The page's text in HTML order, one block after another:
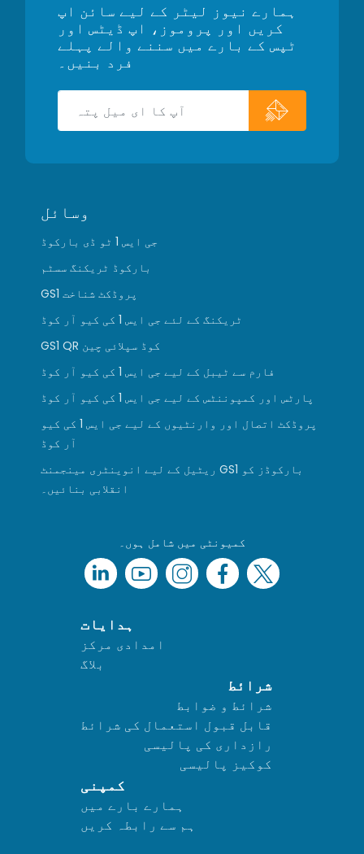
ہمارے نیوز لیٹر کے لیے سائن اپ
کریں اور پروموز، اپ ڈیٹس اور
ٹپس کے بارے میں سننے والے پہلے
فرد بنیں۔
وسائل
جی ایس 1 ٹو ڈی بارکوڈ
بارکوڈ ٹریکنگ سسٹم
GS1 پروڈکٹ شناخت
ٹریکنگ کے لئے جی ایس 1 کی کیو آر کوڈ
GS1 QR کوڈ سپلائی چین
فارم سے ٹیبل کے لیے جی ایس 1 کی کیو آر کوڈ
پارٹس اور کمپوننٹس کے لیے جی ایس 1 کی کیو آر کوڈ
پروڈکٹ اتصال اور وارنٹیوں کے لیے جی ایس 1 کی کیو
آر کوڈ
ریٹیل کے لیے انوینٹری مینجمنٹ GS1 بارکوڈز کو
انقلابی بنائیں۔
کمیونٹی میں شامل ہوں۔
ہدایات
امدادی مرکز
بلاگ
شرائط
شرائط و ضوابط
قابل قبول استعمال کی شرائط
رازداری کی پالیسی
کوکیز پالیسی
کمپنی
ہمارے بارے میں
ہم سے رابطہ کریں